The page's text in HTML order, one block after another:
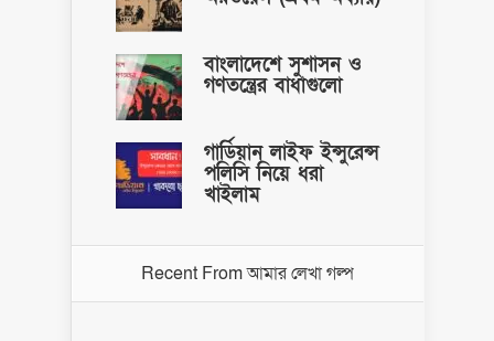
বাংলাদেশে সুশাসন ও
গণতন্ত্রের বাধাগুলো
গার্ডিয়ান লাইফ ইন্সুরেন্স
পলিসি নিয়ে ধরা
খাইলাম
Recent Fromআমার লেখা গল্প